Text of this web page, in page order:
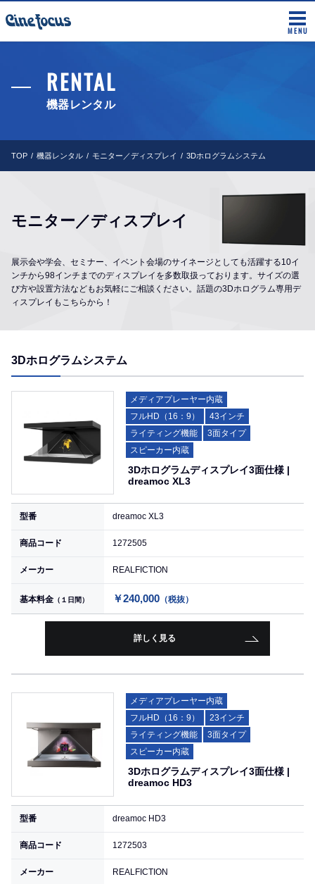
MENU
RENTAL
機器レンタル
TOP 機器レンタル モニター／ディスプレイ 3Dホログラムシステム
モニター／ディスプレイ
展示会や学会、セミナー、イベント会場のサイネージとしても活躍する10イ
ンチから98インチまでのディスプレイを多数取扱っております。サイズの選
び方や設置方法などもお気軽にご相談ください。話題の3Dホログラム専用デ
ィスプレイもこちらから！
3Dホログラムシステム
メディアプレーヤー内蔵
フルHD（16：9）
43インチ
ライティング機能
3面タイプ
スピーカー内蔵
3Dホログラムディスプレイ3面仕様 |
dreamoc XL3
型番 dreamoc XL3
商品コード 1272505
メーカー REALFICTION
基本料金 （１日間） ￥240,000 （税抜）
詳しく見る
メディアプレーヤー内蔵
フルHD（16：9）
23インチ
ライティング機能
3面タイプ
スピーカー内蔵
3Dホログラムディスプレイ3面仕様 |
dreamoc HD3
型番 dreamoc HD3
商品コード 1272503
メーカー REALFICTION